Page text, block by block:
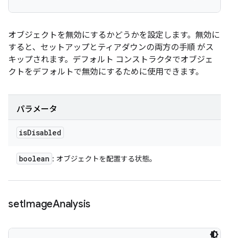
オブジェクトを無効にするかどうかを設定します。無効に
すると、セットアップとティアダウンの両方の手順 がス
キップされます。デフォルト コンストラクタでオブジェ
クトをデフォルトで無効にするために使用できます。
パラメータ
isDisabled
boolean : オブジェクトを配置する状態。
setImageAnalysis